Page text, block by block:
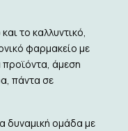
το καλλυντικό,
φαρμακείο με
άμεση
πάντα σε
δυναμική ομάδα με